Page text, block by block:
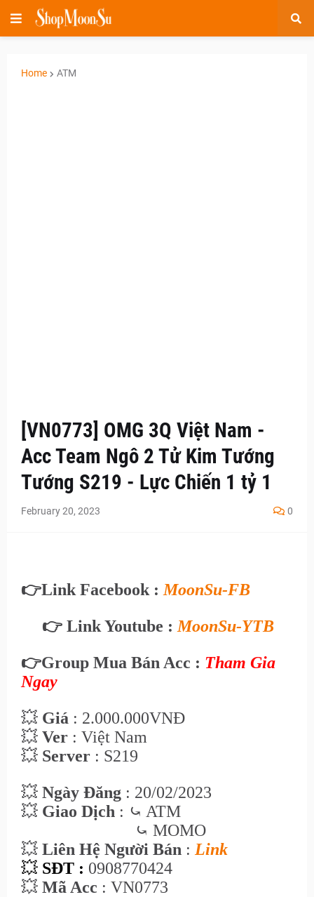
Home ATM
[VN0773] OMG 3Q Việt Nam -
Acc Team Ngô 2 Tử Kim Tướng
Tướng S219 - Lực Chiến 1 tỷ 1
February 20, 2023 0
👉Link Facebook : MoonSu-FB
👉 Link Youtube : MoonSu-YTB
👉Group Mua Bán Acc : Tham Gia
Ngay
💥 Giá : 2.000.000VNĐ
💥 Ver : Việt Nam
💥 Server : S219
💥 Ngày Đăng : 20/02/2023
💥 Giao Dịch : ⤿ ATM
⤿ MOMO
💥 Liên Hệ Người Bán : Link
💥 SĐT : 0908770424
💥 Mã Acc : VN0773